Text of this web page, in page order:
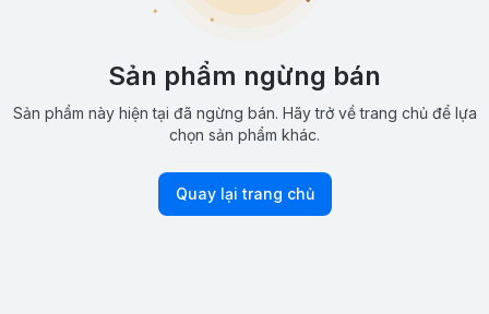
Sản phẩm ngừng bán
Sản phẩm này hiện tại đã ngừng bán. Hãy trở về trang chủ để lựa
chọn sản phẩm khác.
Quay lại trang chủ